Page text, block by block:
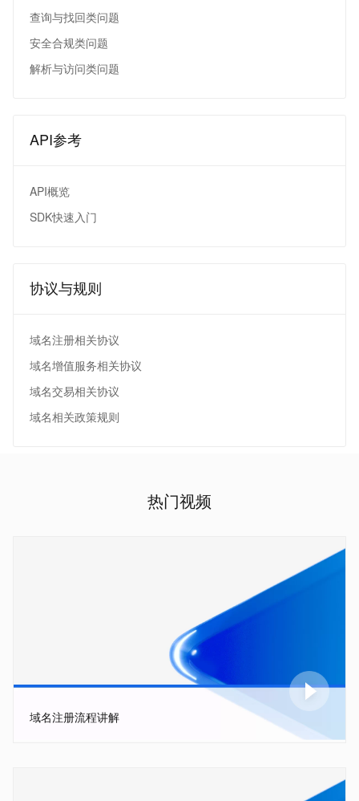
查询与找回类问题
安全合规类问题
解析与访问类问题
API参考
API概览
SDK快速入门
协议与规则
域名注册相关协议
域名增值服务相关协议
域名交易相关协议
域名相关政策规则
热门视频
域名注册流程讲解